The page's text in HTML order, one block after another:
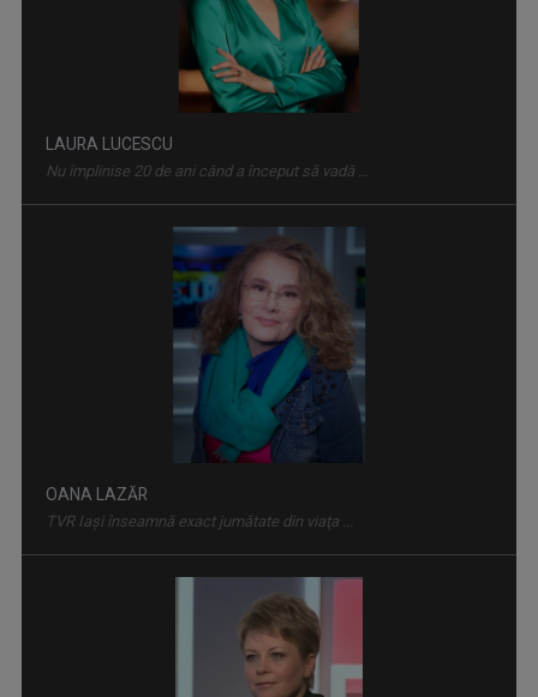
CARAVANA TVR3 LA TINE ACASĂ
Magazin de călătorie
Emisiune despre viaţa spirituală a Diecezei de ...
TVR Iaşi înseamnă exact jumătate din viaţa ...
Lucreză în presă din 1994. Șase ani a fost ...